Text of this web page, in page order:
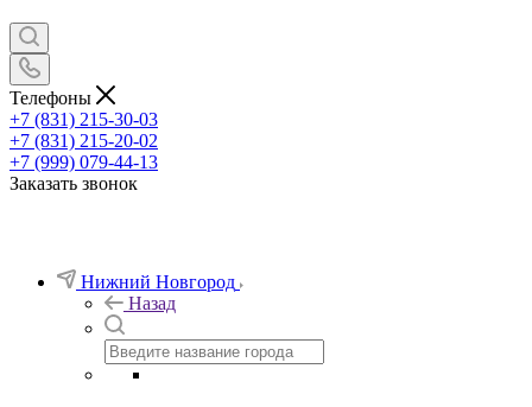
Телефоны
+7 (831) 215-30-03
+7 (831) 215-20-02
+7 (999) 079-44-13
Заказать звонок
Нижний Новгород
Назад